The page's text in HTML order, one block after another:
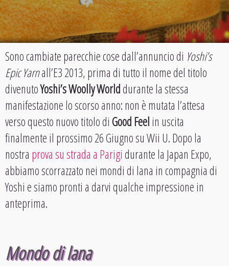
Sono cambiate parecchie cose dall’annuncio di Yoshi’s
Epic Yarnall’E3 2013, prima di tutto il nome del titolo
divenutoYoshi’s Woolly Worlddurante la stessa
manifestazione lo scorso anno: non è mutata l’attesa
verso questo nuovo titolo diGood Feelin uscita
finalmente il prossimo 26 Giugno su Wii U. Dopo la
nostra prova su strada a Parigidurante la Japan Expo,
abbiamo scorrazzato nei mondi di lana in compagnia di
Yoshi e siamo pronti a darvi qualche impressione in
anteprima.
Mondo di lana